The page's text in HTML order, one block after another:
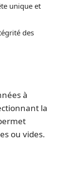
unique et
des
à
la
ou vides.